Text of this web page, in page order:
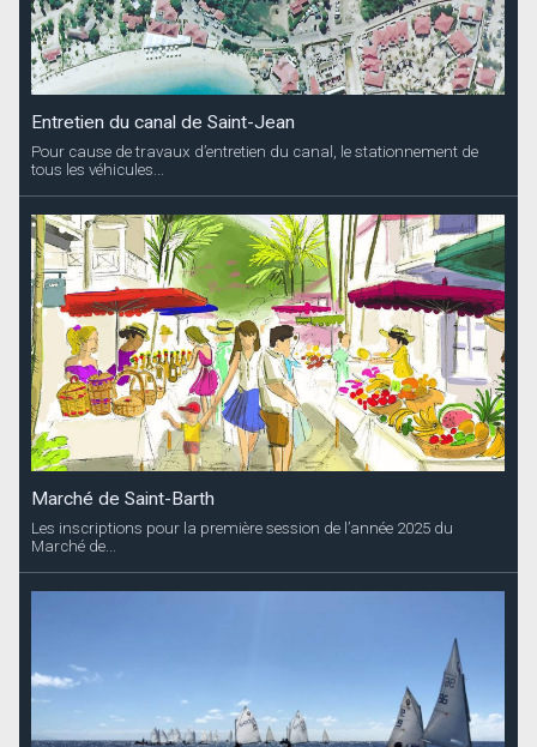
Entretien du canal de Saint-Jean
Pour cause de travaux d’entretien du canal, le stationnement de
tous les véhicules...
Marché de Saint-Barth
Les inscriptions pour la première session de l’année 2025 du
Marché de...